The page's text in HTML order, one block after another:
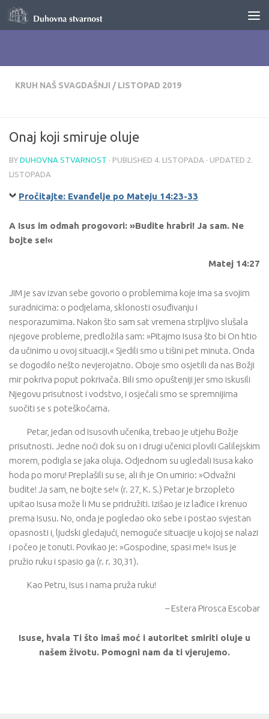
Skip to content
KRUH NAŠ SVAGDAŠNJI / LISTOPAD 2019
Onaj koji smiruje oluje
BY DUHOVNA STVARNOST · PUBLISHED 4. LISTOPADA · UPDATED 2.
LISTOPADA
Pročitajte: Evanđelje po Mateju 14:23-33
A Isus im odmah progovori: »Budite hrabri! Ja sam. Ne
bojte se!«
Matej 14:27
JIM je sav izvan sebe govorio o problemima koje ima sa svojim
suradnicima: o podjelama, sklonosti osuđivanju i
nesporazumima. Nakon što sam sat vremena strpljivo slušala
njegove probleme, predložila sam: »Pitajmo Isusa što bi On htio
da učinimo u ovoj situaciji.« Sjedili smo u tišini pet minuta. Onda
se dogodilo nešto nevjerojatno. Oboje smo osjetili da nas Božji
mir pokriva poput pokrivača. Bili smo opušteniji jer smo iskusili
Njegovu prisutnost i vodstvo, i osjećali smo se spremnijima
suočiti se s poteškoćama.
Petar, jedan od Isusovih učenika, trebao je utjehu Božje
prisutnosti. Jedne noći dok su on i drugi učenici plovili Galilejskim
morem, podigla se jaka oluja. Odjednom su ugledali Isusa kako
hoda po moru! Preplašili su se, ali ih je On umirio: »Odvažni
budite! Ja sam, ne bojte se!« (r. 27, K. S.) Petar je brzopleto
upitao Isusa može li Mu se pridružiti. Izišao je iz lađice i krenuo
prema Isusu. No, onda je pogledao oko sebe i postao svjestan
opasnosti i, ljudski gledajući, nemoguće situacije u kojoj se nalazi
i počeo je tonuti. Povikao je: »Gospodine, spasi me!« Isus je
pružio ruku i spasio ga (r. r. 30,31).
Kao Petru, Isus i nama pruža ruku!
– Estera Pirosca Escobar
Isuse, hvala Ti što imaš moć i autoritet smiriti oluje u
našem životu. Pomogni nam da ti vjerujemo.